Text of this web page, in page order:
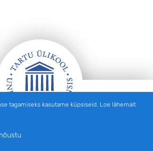
tagamiseks kasutame küpsiseid. Loe lähemalt